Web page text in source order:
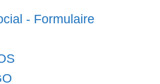
- Formulaire